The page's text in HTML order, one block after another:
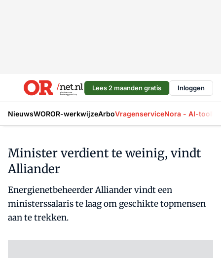
Lees 2 maanden gratis Inloggen
NieuwsWOROR-werkwijzeArboVragenserviceNora - AI-tool
Minister verdient te weinig, vindt
Alliander
Energienetbeheerder Alliander vindt een
ministerssalaris te laag om geschikte topmensen
aan te trekken.